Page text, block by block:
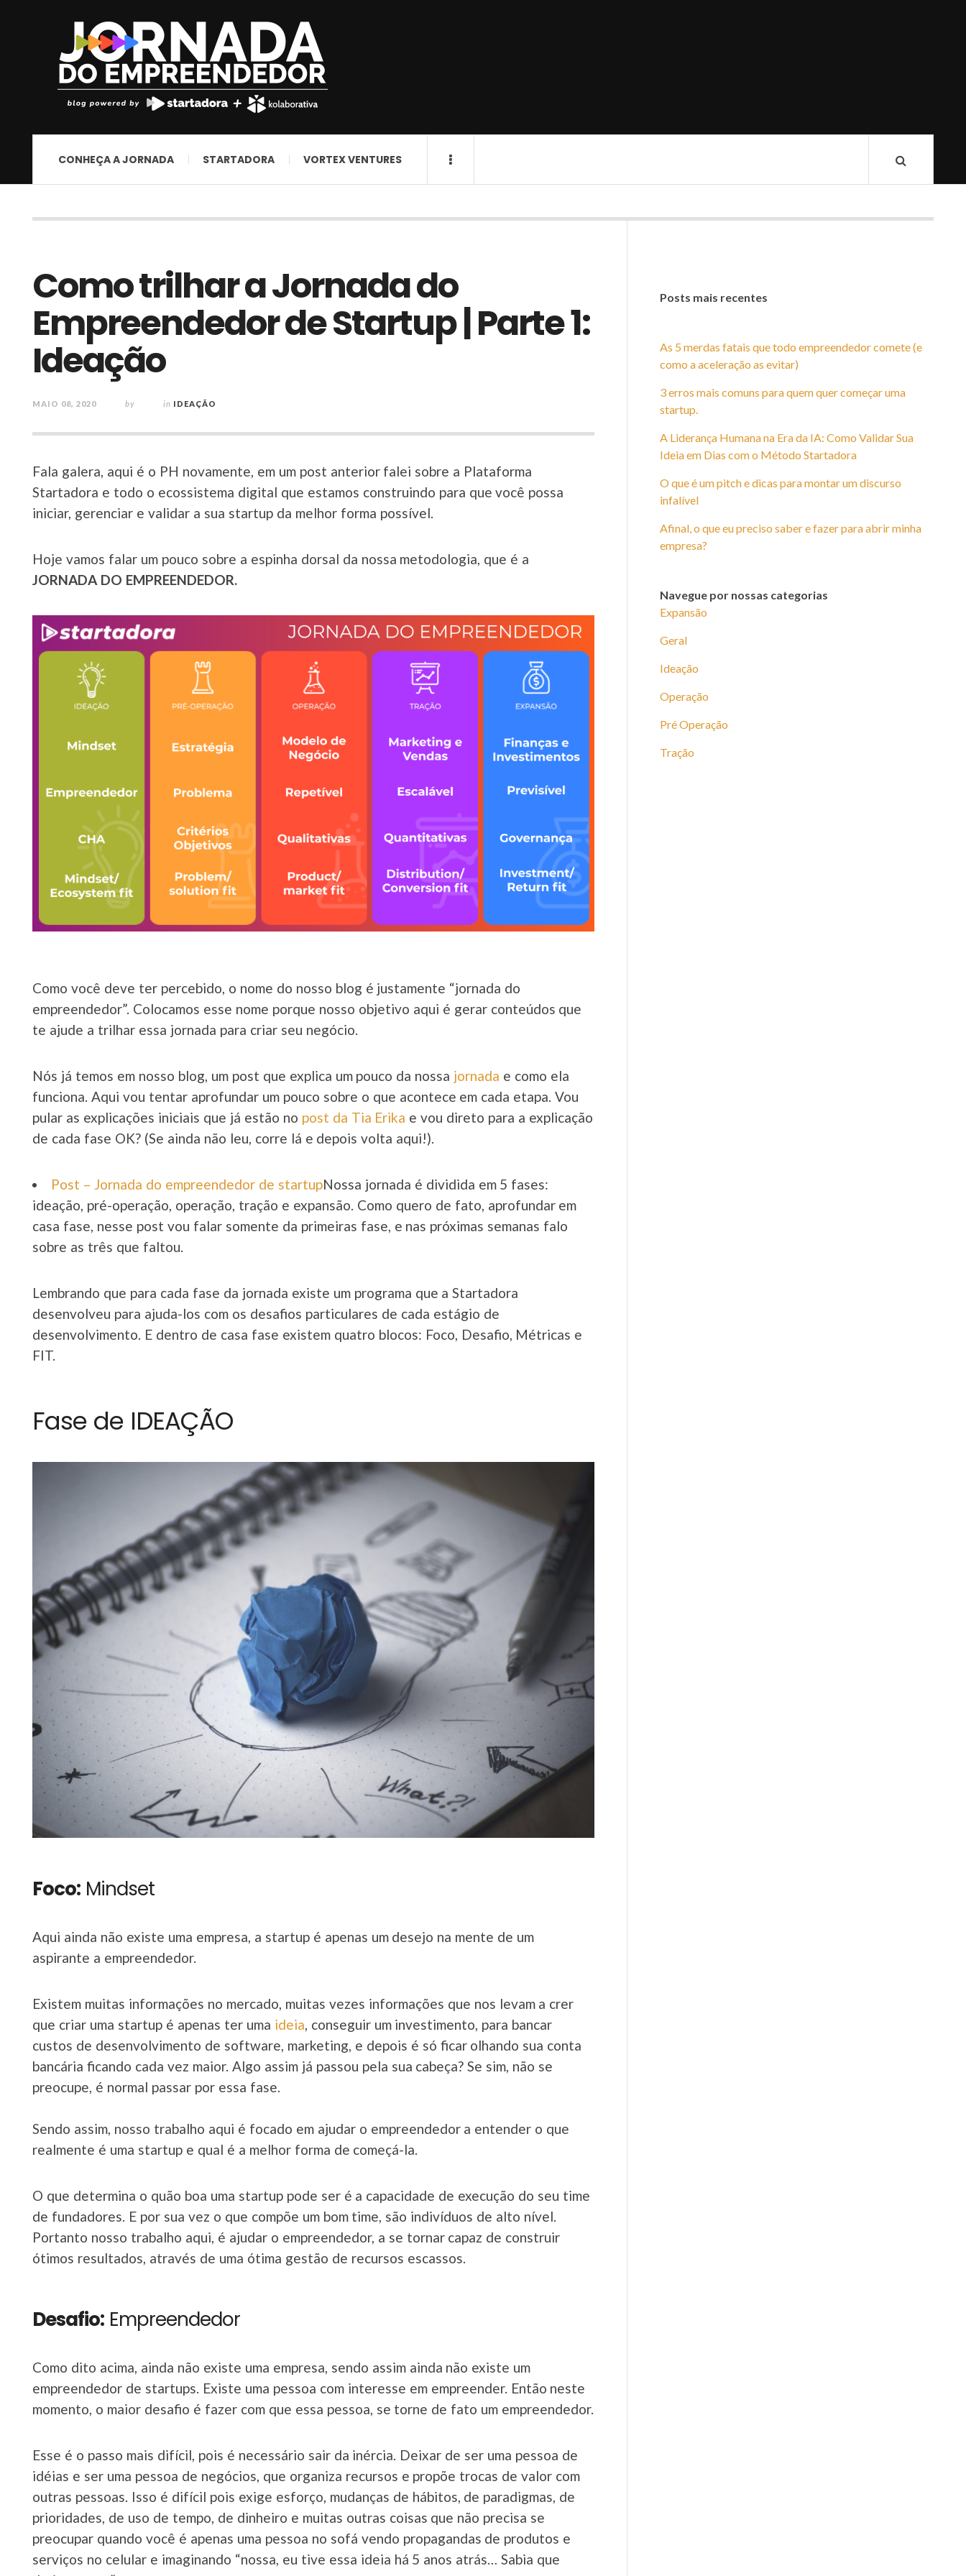
CONHEÇA A JORNADA STARTADORA VORTEX VENTURES
Como trilhar a Jornada do
Empreendedor de Startup | Parte 1:
Ideação
MAIO 08, 2020 by in IDEAÇÃO
Fala galera, aqui é o PH novamente, em um post anterior falei sobre a Plataforma
Startadora e todo o ecossistema digital que estamos construindo para que você possa
iniciar, gerenciar e validar a sua startup da melhor forma possível.
Hoje vamos falar um pouco sobre a espinha dorsal da nossa metodologia, que é a
JORNADA DO EMPREENDEDOR.
Como você deve ter percebido, o nome do nosso blog é justamente “jornada do
empreendedor”. Colocamos esse nome porque nosso objetivo aqui é gerar conteúdos que
te ajude a trilhar essa jornada para criar seu negócio.
Nós já temos em nosso blog, um post que explica um pouco da nossa jornada e como ela
funciona. Aqui vou tentar aprofundar um pouco sobre o que acontece em cada etapa. Vou
pular as explicações iniciais que já estão no post da Tia Erika e vou direto para a explicação
de cada fase OK? (Se ainda não leu, corre lá e depois volta aqui!).
Post – Jornada do empreendedor de startupNossa jornada é dividida em 5 fases:
ideação, pré-operação, operação, tração e expansão. Como quero de fato, aprofundar em
casa fase, nesse post vou falar somente da primeiras fase, e nas próximas semanas falo
sobre as três que faltou.
Lembrando que para cada fase da jornada existe um programa que a Startadora
desenvolveu para ajuda-los com os desafios particulares de cada estágio de
desenvolvimento. E dentro de casa fase existem quatro blocos: Foco, Desafio, Métricas e
FIT.
Fase de IDEAÇÃO
Foco: Mindset
Aqui ainda não existe uma empresa, a startup é apenas um desejo na mente de um
aspirante a empreendedor.
Existem muitas informações no mercado, muitas vezes informações que nos levam a crer
que criar uma startup é apenas ter uma ideia, conseguir um investimento, para bancar
custos de desenvolvimento de software, marketing, e depois é só ficar olhando sua conta
bancária ficando cada vez maior. Algo assim já passou pela sua cabeça? Se sim, não se
preocupe, é normal passar por essa fase.
Sendo assim, nosso trabalho aqui é focado em ajudar o empreendedor a entender o que
realmente é uma startup e qual é a melhor forma de começá-la.
O que determina o quão boa uma startup pode ser é a capacidade de execução do seu time
de fundadores. E por sua vez o que compõe um bom time, são indivíduos de alto nível.
Portanto nosso trabalho aqui, é ajudar o empreendedor, a se tornar capaz de construir
ótimos resultados, através de uma ótima gestão de recursos escassos.
Desafio: Empreendedor
Como dito acima, ainda não existe uma empresa, sendo assim ainda não existe um
empreendedor de startups. Existe uma pessoa com interesse em empreender. Então neste
momento, o maior desafio é fazer com que essa pessoa, se torne de fato um empreendedor.
Esse é o passo mais difícil, pois é necessário sair da inércia. Deixar de ser uma pessoa de
idéias e ser uma pessoa de negócios, que organiza recursos e propõe trocas de valor com
outras pessoas. Isso é difícil pois exige esforço, mudanças de hábitos, de paradigmas, de
prioridades, de uso de tempo, de dinheiro e muitas outras coisas que não precisa se
preocupar quando você é apenas uma pessoa no sofá vendo propagandas de produtos e
serviços no celular e imaginando “nossa, eu tive essa ideia há 5 anos atrás… Sabia que
Posts mais recentes
As 5 merdas fatais que todo empreendedor comete (e
como a aceleração as evitar)
3 erros mais comuns para quem quer começar uma
startup.
A Liderança Humana na Era da IA: Como Validar Sua
Ideia em Dias com o Método Startadora
O que é um pitch e dicas para montar um discurso
infalível
Afinal, o que eu preciso saber e fazer para abrir minha
empresa?
Navegue por nossas categorias
Expansão
Geral
Ideação
Operação
Pré Operação
Tração